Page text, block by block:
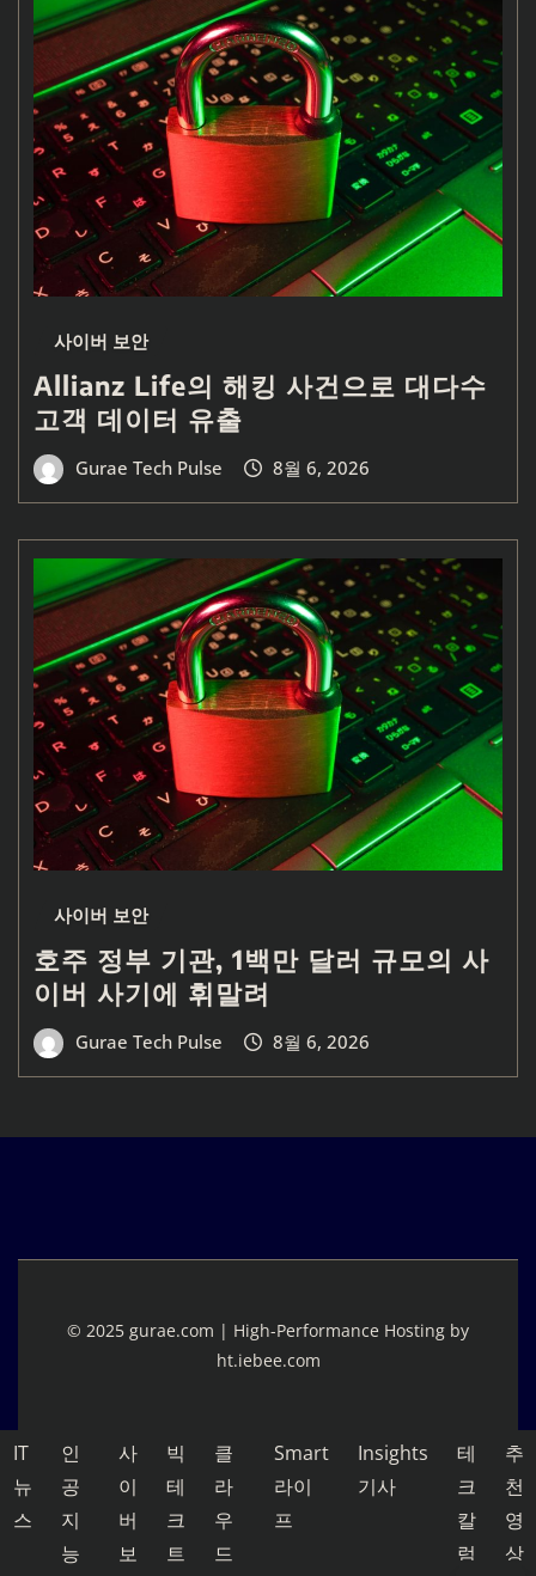
사이버 보안
Allianz Life의 해킹 사건으로 대다수
고객 데이터 유출
Gurae Tech Pulse 8월 6, 2026
사이버 보안
호주 정부 기관, 1백만 달러 규모의 사
이버 사기에 휘말려
Gurae Tech Pulse 8월 6, 2026
© 2025 gurae.com | High-Performance Hosting by
ht.iebee.com
IT
뉴
스
인
공
지
능
사
이
버
보
빅
테
크
트
클
라
우
드
Smart
라이
프
Insights
기사
테
크
칼
럼
추
천
영
상